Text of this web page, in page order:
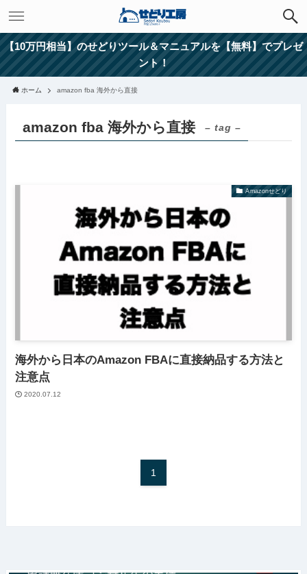
【10万円相当】のせどりツール＆マニュアルを【無料】でプレゼ
ント！
ホーム amazon fba 海外から直接
amazon fba 海外から直接 – tag –
Amazonせどり
海外から日本のAmazon FBAに直接納品する方法と
注意点
2020.07.12
1